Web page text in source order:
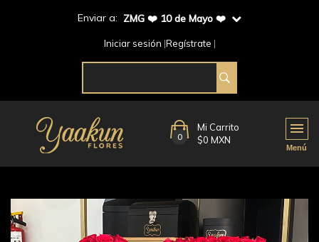
Enviar a: ZMG ❤️ 10 de Mayo ❤️
Iniciar sesión Regístrate
0
Mi Carrito
$0 MXN